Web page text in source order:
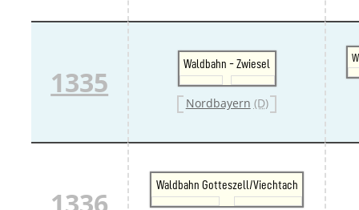
1335
Waldbahn - Zwiesel
Nordbayern (D)
Waldbahn Gotteszell/Viechtach